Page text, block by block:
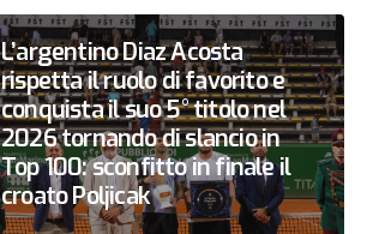
L’argentino Diaz Acosta
rispetta il ruolo di favorito e
conquista il suo 5° titolo nel
2026 tornando di slancio in
Top 100: sconfitto in finale il
croato Poljicak